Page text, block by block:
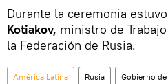
Durante la ceremonia
Kotiakov, ministro de
la Federación de Rusia.
América Latina Rusia Gobierno